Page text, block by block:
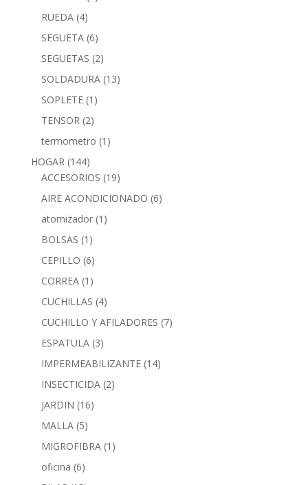
RUEDA (4)
SEGUETA (6)
SEGUETAS (2)
SOLDADURA (13)
SOPLETE (1)
TENSOR (2)
termometro (1)
HOGAR (144)
ACCESORIOS (19)
AIRE ACONDICIONADO (6)
atomizador (1)
BOLSAS (1)
CEPILLO (6)
CORREA (1)
CUCHILLAS (4)
CUCHILLO Y AFILADORES (7)
ESPATULA (3)
IMPERMEABILIZANTE (14)
INSECTICIDA (2)
JARDIN (16)
MALLA (5)
MIGROFIBRA (1)
oficina (6)